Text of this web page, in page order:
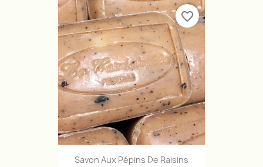
Savon Aux Pépins De Raisins
favorite_border